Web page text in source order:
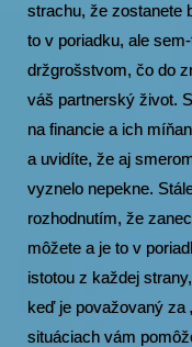
strachu, že zostanete
to v poriadku, ale
držgrošstvom, čo do
váš partnerský život.
na financie a ich
a uvidíte, že aj
vyznelo nepekne.
rozhodnutím, že
môžete a je to v
istotou z každej
keď je považovaný za
situáciach vám